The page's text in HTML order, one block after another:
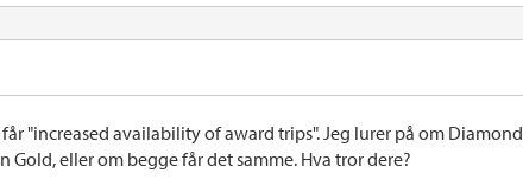
"increased availability of award trips". Jeg lurer på om Diamond
eller om begge får det samme. Hva tror dere?